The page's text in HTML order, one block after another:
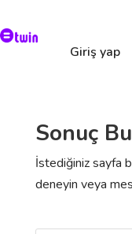
Giriş yap
Sonuç
İstediğiniz sayfa
deneyin veya